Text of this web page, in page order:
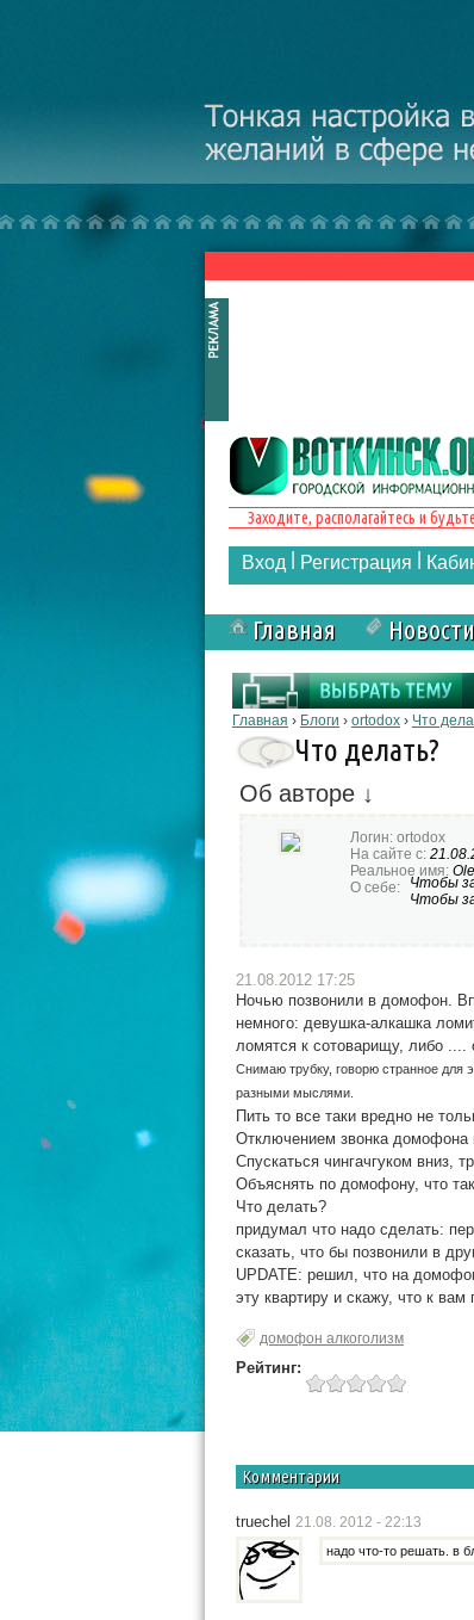
Заходите, располагайтесь и
Вход Регистрация
Главная Новости
Форма поиска
Вы здесь
Главная › Блоги › ortodox › Что
Что делать?
Об авторе ↓
Логин: ortodox
На сайте с:
Реальное имя:
О себе:
Чтобы
Чтобы
21.08.2012 17:25
Ночью позвонили в домофон.
немного: девушка-алкашка
ломятся к сотоварищу, либо ....
Снимаю трубку, говорю странное для
разными мыслями.
Пить то все таки вредно не
Отключением звонка домофона
Спускаться чингачгуком вниз,
Объяснять по домофону, что
Что делать?
придумал что надо сделать:
сказать, что бы позвонили в
UPDATE: решил, что на
эту квартиру и скажу, что к вам
домофон алкоголизм
Рейтинг:
Комментарии
truechel 21.08. 2012 - 22:13
надо что-то решать. в